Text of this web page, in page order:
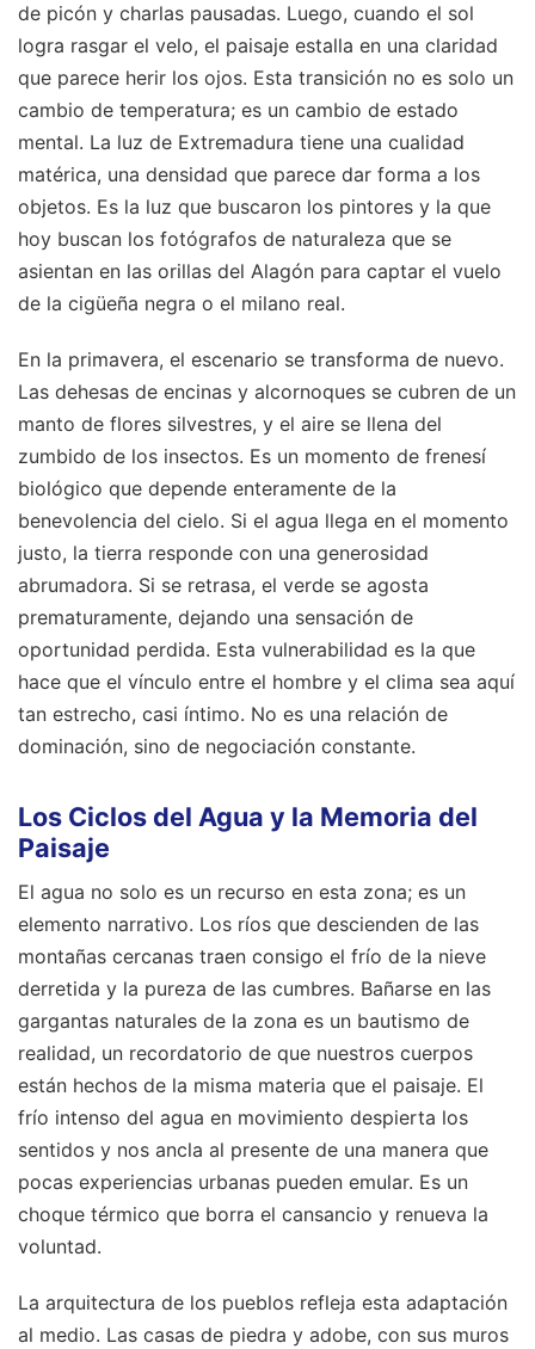
de picón y charlas pausadas. Luego, cuando el sol
logra rasgar el velo, el paisaje estalla en una claridad
que parece herir los ojos. Esta transición no es solo un
cambio de temperatura; es un cambio de estado
mental. La luz de Extremadura tiene una cualidad
matérica, una densidad que parece dar forma a los
objetos. Es la luz que buscaron los pintores y la que
hoy buscan los fotógrafos de naturaleza que se
asientan en las orillas del Alagón para captar el vuelo
de la cigüeña negra o el milano real.
En la primavera, el escenario se transforma de nuevo.
Las dehesas de encinas y alcornoques se cubren de un
manto de flores silvestres, y el aire se llena del
zumbido de los insectos. Es un momento de frenesí
biológico que depende enteramente de la
benevolencia del cielo. Si el agua llega en el momento
justo, la tierra responde con una generosidad
abrumadora. Si se retrasa, el verde se agosta
prematuramente, dejando una sensación de
oportunidad perdida. Esta vulnerabilidad es la que
hace que el vínculo entre el hombre y el clima sea aquí
tan estrecho, casi íntimo. No es una relación de
dominación, sino de negociación constante.
Los Ciclos del Agua y la Memoria del
Paisaje
El agua no solo es un recurso en esta zona; es un
elemento narrativo. Los ríos que descienden de las
montañas cercanas traen consigo el frío de la nieve
derretida y la pureza de las cumbres. Bañarse en las
gargantas naturales de la zona es un bautismo de
realidad, un recordatorio de que nuestros cuerpos
están hechos de la misma materia que el paisaje. El
frío intenso del agua en movimiento despierta los
sentidos y nos ancla al presente de una manera que
pocas experiencias urbanas pueden emular. Es un
choque térmico que borra el cansancio y renueva la
voluntad.
La arquitectura de los pueblos refleja esta adaptación
al medio. Las casas de piedra y adobe, con sus muros